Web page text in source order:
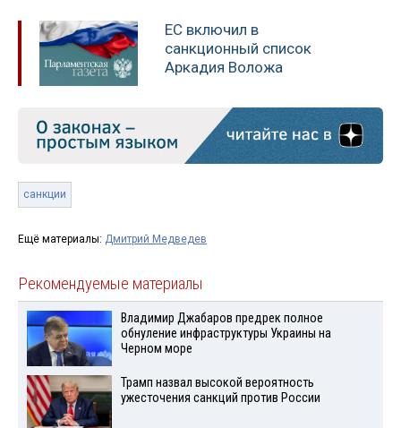
ЕС включил в
санкционный список
Аркадия Воложа
санкции
Ещё материалы: Дмитрий Медведев
Рекомендуемые материалы
Владимир Джабаров предрек полное
обнуление инфраструктуры Украины на
Черном море
Трамп назвал высокой вероятность
ужесточения санкций против России